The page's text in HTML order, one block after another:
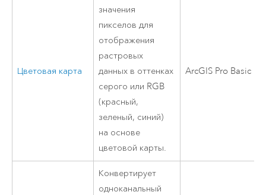
Цветовая карта
значения
пикселов для
отображения
растровых
данных в оттенках
серого или RGB
(красный,
зеленый, синий)
на основе
цветовой карты.
ArcGIS Pro Basic
Конвертирует
одноканальный